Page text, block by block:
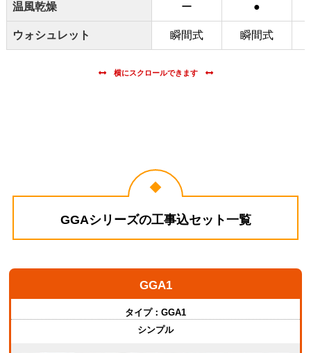
温風乾燥 ー ●
ウォシュレット 瞬間式 瞬間式
GGAシリーズの工事込セット一覧
GGA1
タイプ： GGA1
シンプル